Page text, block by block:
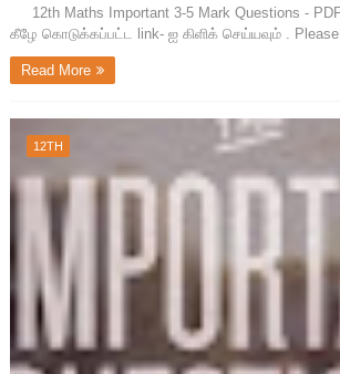
12th Maths Important 3-5 Mark Questions -
கீழே கொடுக்கப்பட்ட link- ஐ கிளிக் செய்யவும் .
Read More
12TH